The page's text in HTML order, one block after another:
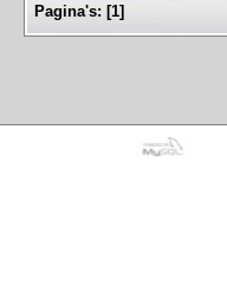
Pagina's: [1]